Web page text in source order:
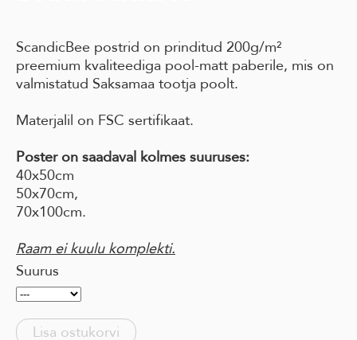
ScandicBee postrid on prinditud 200g/m²
preemium kvaliteediga pool-matt paberile, mis on
valmistatud Saksamaa tootja poolt.
Materjalil on FSC sertifikaat.
Poster on saadaval kolmes suuruses:
40x50cm
50x70cm,
70x100cm.
Raam ei kuulu komplekti.
Suurus
Lisa ostukorvi